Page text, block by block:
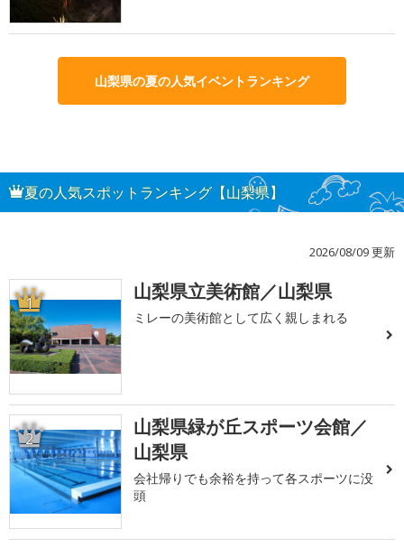
山梨県の夏の人気イベントランキング
夏の人気スポットランキング【山梨県】
2026/08/09 更新
1 山梨県立美術館／山梨県
ミレーの美術館として広く親しまれる
2
山梨県緑が丘スポーツ会館／
山梨県
会社帰りでも余裕を持って各スポーツに没
頭